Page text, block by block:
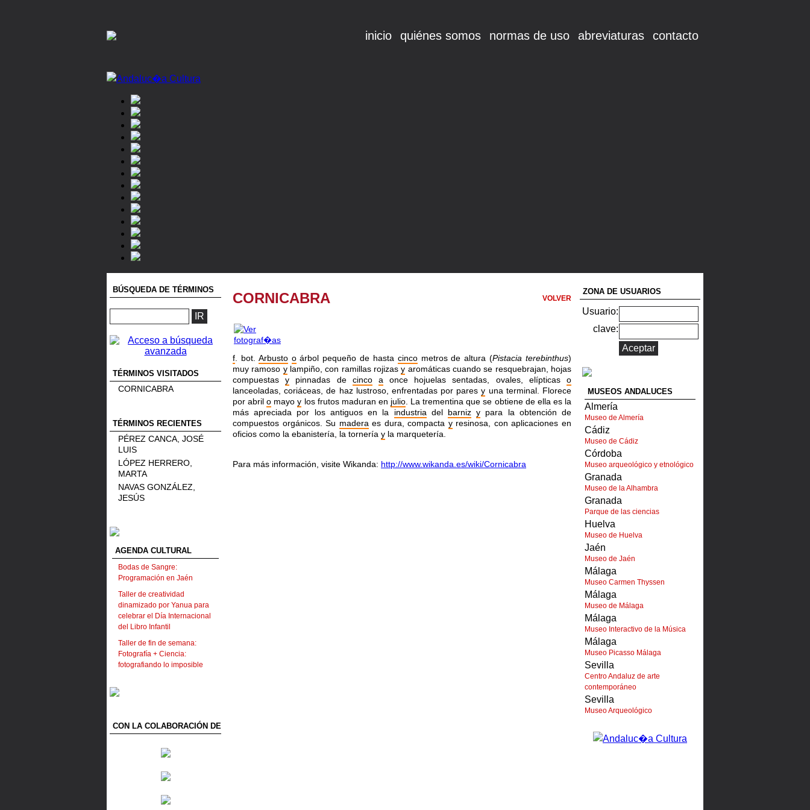
inicio quiénes somos normas de uso abreviaturas contacto
BÚSQUEDA DE TÉRMINOS
TÉRMINOS VISITADOS
CORNICABRA
TÉRMINOS RECIENTES
PÉREZ CANCA, JOSÉ
LUIS
LÓPEZ HERRERO,
MARTA
NAVAS GONZÁLEZ,
JESÚS
AGENDA CULTURAL
Bodas de Sangre:
Programación en Jaén
Taller de creatividad
dinamizado por Yanua para
celebrar el Día Internacional
del Libro Infantil
Taller de fin de semana:
Fotografía + Ciencia:
fotografiando lo imposible
CON LA COLABORACIÓN DE
CORNICABRA VOLVER
f . bot. Arbusto oárbol pequeño de hasta cincometros dealtura (Pistacia terebinthus)
muy ramoso ylampiño, con ramillas rojizasy aromáticas cuando se resquebrajan, hojas
compuestasy pinnadas de cinco a once hojuelas sentadas, ovales, elípticaso
lanceoladas, coriáceas, de haz lustroso, enfrentadas por paresy una terminal. Florece
por abrilo mayoy los frutos maduran en julio . La trementina que se obtiene de ella es la
más apreciada por los antiguos en la industria del barniz y para la obtención de
compuestos orgánicos. Su madera es dura, compacta y resinosa, con aplicaciones en
oficios como la ebanistería, la tornería y la marquetería.
Para más información, visite Wikanda: http://www.wikanda.es/wiki/Cornicabra
ZONA DE USUARIOS
Usuario:
clave:
MUSEOS ANDALUCES
Almería
Museo de Almería
Cádiz
Museo de Cádiz
Córdoba
Museo arqueológico y etnológico
Granada
Museo de la Alhambra
Granada
Parque de las ciencias
Huelva
Museo de Huelva
Jaén
Museo de Jaén
Málaga
Museo Carmen Thyssen
Málaga
Museo de Málaga
Málaga
Museo Interactivo de la Música
Málaga
Museo Picasso Málaga
Sevilla
Centro Andaluz de arte
contemporáneo
Sevilla
Museo Arqueológico